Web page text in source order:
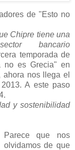
de "Esto no
Chipre tiene una
bancario
temporada de
no es Grecia" en
nos llega el
A este paso
y sostenibilidad
Parece que nos
olvidamos de que